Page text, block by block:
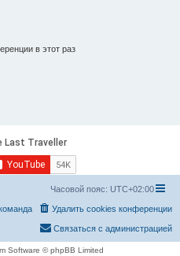
в этот раз
Часовой пояс: UTC+02:00
Удалить cookies конференции
Связаться с администрацией
Software © phpBB Limited